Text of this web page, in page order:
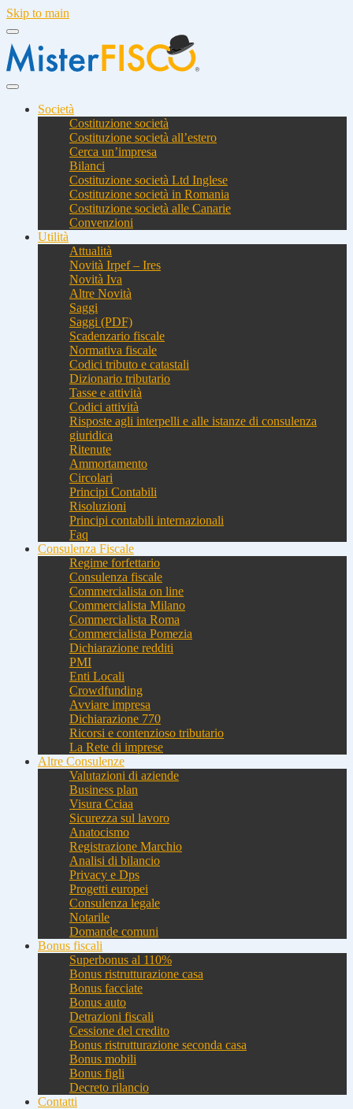
Skip to main
Società
Costituzione società
Costituzione società all’estero
Cerca un’impresa
Bilanci
Costituzione società Ltd Inglese
Costituzione società in Romania
Costituzione società alle Canarie
Convenzioni
Utilità
Attualità
Novità Irpef – Ires
Novità Iva
Altre Novità
Saggi
Saggi (PDF)
Scadenzario fiscale
Normativa fiscale
Codici tributo e catastali
Dizionario tributario
Tasse e attività
Codici attività
Risposte agli interpelli e alle istanze di consulenza
giuridica
Ritenute
Ammortamento
Circolari
Principi Contabili
Risoluzioni
Principi contabili internazionali
Faq
Consulenza Fiscale
Regime forfettario
Consulenza fiscale
Commercialista on line
Commercialista Milano
Commercialista Roma
Commercialista Pomezia
Dichiarazione redditi
PMI
Enti Locali
Crowdfunding
Avviare impresa
Dichiarazione 770
Ricorsi e contenzioso tributario
La Rete di imprese
Altre Consulenze
Valutazioni di aziende
Business plan
Visura Cciaa
Sicurezza sul lavoro
Anatocismo
Registrazione Marchio
Analisi di bilancio
Privacy e Dps
Progetti europei
Consulenza legale
Notarile
Domande comuni
Bonus fiscali
Superbonus al 110%
Bonus ristrutturazione casa
Bonus facciate
Bonus auto
Detrazioni fiscali
Cessione del credito
Bonus ristrutturazione seconda casa
Bonus mobili
Bonus figli
Decreto rilancio
Contatti